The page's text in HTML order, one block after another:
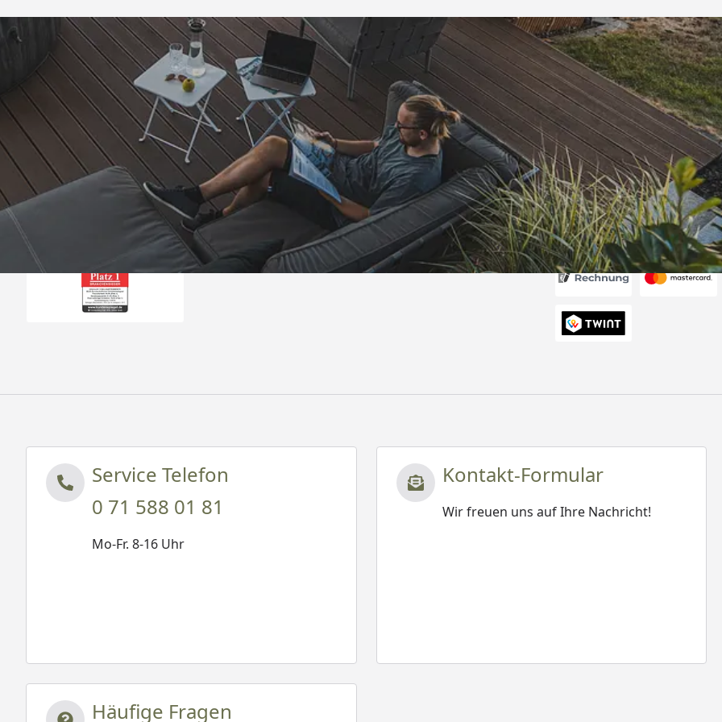
Trusted Shops
4,81/ 5
25.957 Bewertungen
„- Retouren Bearbeitung wurde
umgehend erledigt“
04.08.2026
Versand
Auszeichnungen Akzeptierte
Service Telefon
0 71 588 01 81
Mo-Fr. 8-16 Uhr
Kontakt-Formular
Wir freuen uns auf Ihre Nachricht!
Häufige Fragen